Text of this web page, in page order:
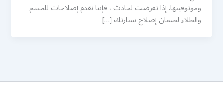
وموثوقيتها. إذا تعرضت لحادث ، فإننا نقدم إصلاحات للجسم
والطلاء لضمان إصلاح سيارتك […]